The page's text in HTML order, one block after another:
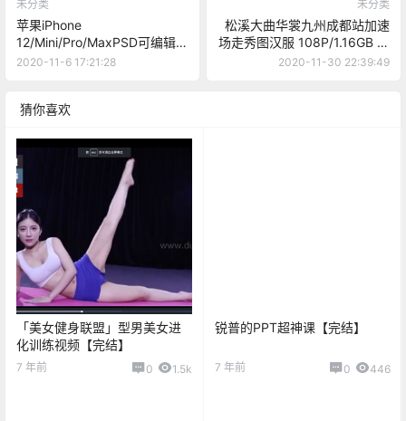
未分类
苹果iPhone
12/Mini/Pro/MaxPSD可编辑智
能对象AI无损矢量手机iPhone
2020-11-6 17:21:28
未分类
松溪大曲华裳九州成都站加速
场走秀图汉服 108P/1.16GB 全
网高速下载
2020-11-30 22:39:49
猜你喜欢
「美女健身联盟」型男美女进
化训练视频【完结】
7 年前 0 1.5k
锐普的PPT超神课【完结】
7 年前 0 446